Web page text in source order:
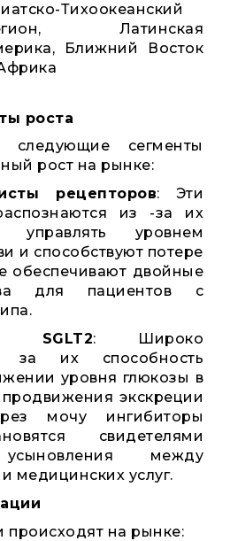
Тихоокеанский
Латинская
Ближний Восток
роста
следующие сегменты
рост на рынке:
рецепторов: Эти
из -за их
управлять уровнем
и способствуют потере
обеспечивают двойные
для пациентов с
SGLT2: Широко
за их способность
уровня глюкозы в
экскреции
мочу ингибиторы
свидетелями
между
медицинских услуг.
происходят на рынке: